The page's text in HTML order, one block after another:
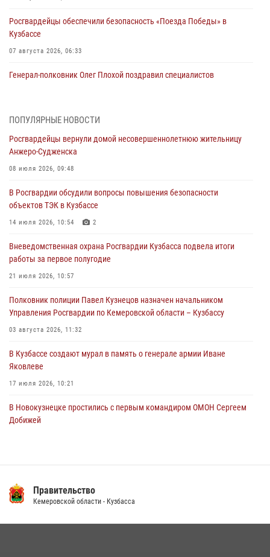
Росгвардейцы обеспечили безопасность «Поезда Победы» в
Кузбассе
07 августа 2026, 06:33
Генерал-полковник Олег Плохой поздравил специалистов
07 августа 2026, 05:32
С 1 сентября 2026 года вступает в силу новый федеральный закон о
частной охранной деятельности
06 августа 2026, 10:19
Росгвардейцы задержали предполагаемого виновника причинения
ножевого ранения кемеровчанину
06 августа 2026, 09:18
Росгвардейцы задержали мужчину, повредившего имущество
горожанки
06 августа 2026, 08:17
Росгвардейцы пресекли противоправные действия и защитили
новокузнечанку от агрессивного знакомого
06 августа 2026, 07:16
ПОПУЛЯРНЫЕ НОВОСТИ
Росгвардейцы вернули домой несовершеннолетнюю жительницу
Анжеро-Судженска
08 июля 2026, 09:48
В Росгвардии обсудили вопросы повышения безопасности
объектов ТЭК в Кузбассе
14 июля 2026, 10:54 2
Вневедомственная охрана Росгвардии Кузбасса подвела итоги
работы за первое полугодие
21 июля 2026, 10:57
Полковник полиции Павел Кузнецов назначен начальником
Управления Росгвардии по Кемеровской области – Кузбассу
03 августа 2026, 11:32
В Кузбассе создают мурал в память о генерале армии Иване
Яковлеве
17 июля 2026, 10:21
В Новокузнецке простились с первым командиром ОМОН Сергеем
Добижей
14 июля 2026, 08:52 1
Правительство
Кемеровской области - Кузбасса